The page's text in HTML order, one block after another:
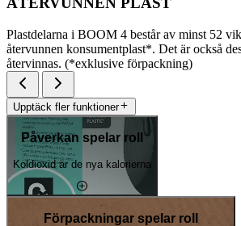
Plastdelarna i BOOM 4 består av minst 52
återvunnen konsumentplast*. Det är också
återvinnas. (*exklusive förpackning)
Upptäck fler funktioner
Påverkan spelar roll
Koldioxid är de nya kalorierna
Förpackningar spelar roll